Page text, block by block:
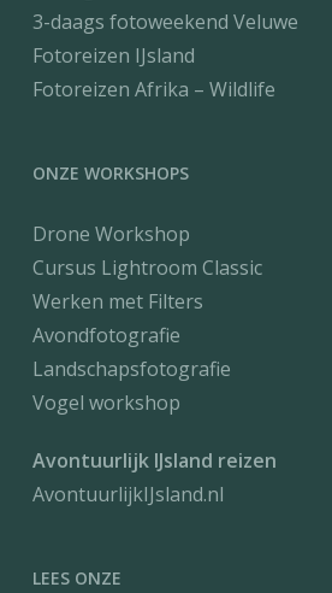
3-daags fotoweekend Veluwe
Fotoreizen IJsland
Fotoreizen Afrika – Wildlife
ONZE WORKSHOPS
Drone Workshop
Cursus Lightroom Classic
Werken met Filters
Avondfotografie
Landschapsfotografie
Vogel workshop
Avontuurlijk IJsland reizen
AvontuurlijkIJsland.nl
LEES ONZE